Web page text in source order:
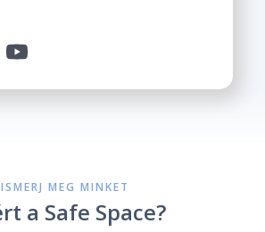
ISMERJ MEG MINKET
a Safe Space?